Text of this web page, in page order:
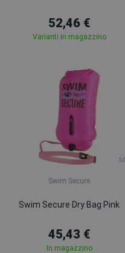
52,46 €
Varianti in magazzino
M
Swim Secure
Swim Secure Dry Bag Pink
45,43 €
In magazzino